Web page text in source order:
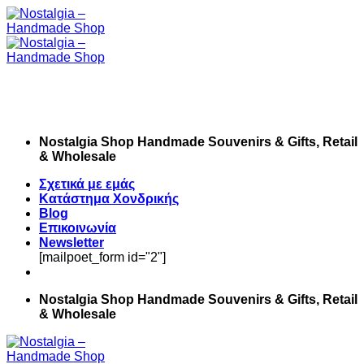
Skip
to
content
Nostalgia Shop Handmade Souvenirs & Gifts, Retail
& Wholesale
Σχετικά με εμάς
Κατάστημα Χονδρικής
Blog
Επικοινωνία
Newsletter
[mailpoet_form id="2"]
Nostalgia Shop Handmade Souvenirs & Gifts, Retail
& Wholesale